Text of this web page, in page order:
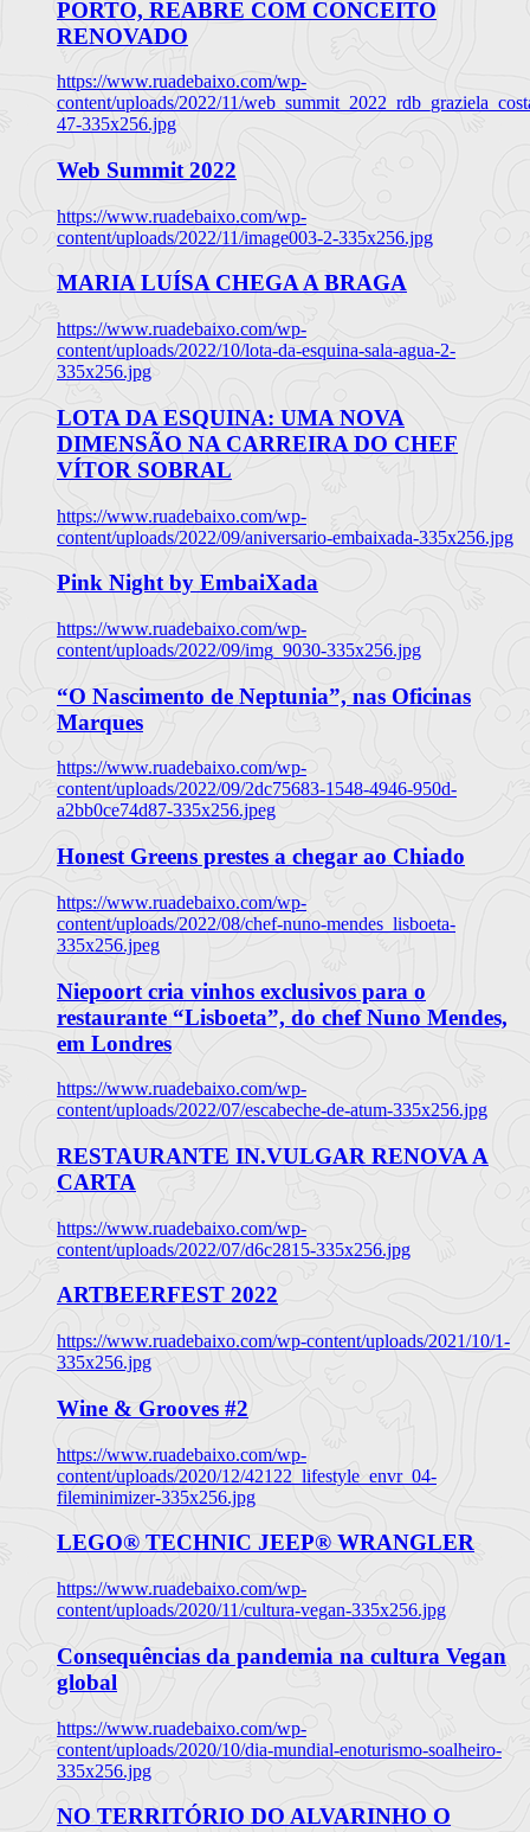
PORTO, REABRE COM CONCEITO
RENOVADO
https://www.ruadebaixo.com/wp-
content/uploads/2022/11/
47-335x256.jpg
Web Summit 2022
https://www.ruadebaixo.com/wp-
content/uploads/2022/11/image003-2-335x256.jpg
MARIA LUÍSA CHEGA A BRAGA
https://www.ruadebaixo.com/wp-
content/uploads/2022/10/lota-da-esquina-sala-agua-2-
335x256.jpg
LOTA DA ESQUINA: UMA NOVA
DIMENSÃO NA CARREIRA DO CHEF
VÍTOR SOBRAL
https://www.ruadebaixo.com/wp-
content/uploads/2022/09/aniversario-embaixada-335x256.jpg
Pink Night by EmbaiXada
https://www.ruadebaixo.com/wp-
content/uploads/2022/09/img_9030-335x256.jpg
“O Nascimento de Neptunia”, nas Oficinas
Marques
https://www.ruadebaixo.com/wp-
content/uploads/2022/09/2dc75683-1548-4946-950d-
a2bb0ce74d87-335x256.jpeg
Honest Greens prestes a chegar ao Chiado
https://www.ruadebaixo.com/wp-
content/uploads/2022/08/chef-nuno-mendes_lisboeta-
335x256.jpeg
Niepoort cria vinhos exclusivos para o
restaurante “Lisboeta”, do chef Nuno Mendes,
em Londres
https://www.ruadebaixo.com/wp-
content/uploads/2022/07/escabeche-de-atum-335x256.jpg
RESTAURANTE IN.VULGAR RENOVA A
CARTA
https://www.ruadebaixo.com/wp-
content/uploads/2022/07/d6c2815-335x256.jpg
ARTBEERFEST 2022
https://www.ruadebaixo.com/wp-content/uploads/2021/10/1-
335x256.jpg
Wine & Grooves #2
https://www.ruadebaixo.com/wp-
content/uploads/2020/12/42122_lifestyle_envr_04-
fileminimizer-335x256.jpg
LEGO® TECHNIC JEEP® WRANGLER
https://www.ruadebaixo.com/wp-
content/uploads/2020/11/cultura-vegan-335x256.jpg
Consequências da pandemia na cultura Vegan
global
https://www.ruadebaixo.com/wp-
content/uploads/2020/10/dia-mundial-enoturismo-soalheiro-
335x256.jpg
NO TERRITÓRIO DO ALVARINHO O